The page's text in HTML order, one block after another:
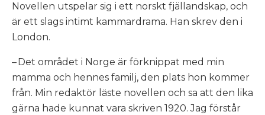
Novellen utspelar sig i ett norskt fjällandskap, och
är ett slags intimt kammardrama. Han skrev den i
London.
– Det området i Norge är förknippat med min
mamma och hennes familj, den plats hon kommer
från. Min redaktör läste novellen och sa att den lika
gärna hade kunnat vara skriven 1920. Jag förstår